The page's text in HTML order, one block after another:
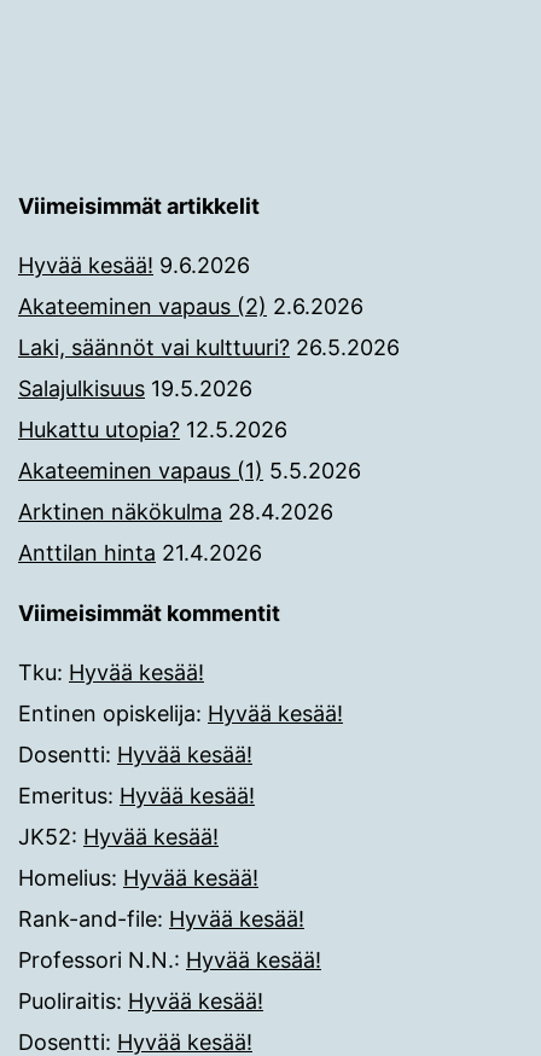
Viimeisimmät artikkelit
Hyvää kesää! 9.6.2026
Akateeminen vapaus (2) 2.6.2026
Laki, säännöt vai kulttuuri? 26.5.2026
Salajulkisuus 19.5.2026
Hukattu utopia? 12.5.2026
Akateeminen vapaus (1) 5.5.2026
Arktinen näkökulma 28.4.2026
Anttilan hinta 21.4.2026
Viimeisimmät kommentit
Tku: Hyvää kesää!
Entinen opiskelija: Hyvää kesää!
Dosentti: Hyvää kesää!
Emeritus: Hyvää kesää!
JK52: Hyvää kesää!
Homelius: Hyvää kesää!
Rank-and-file: Hyvää kesää!
Professori N.N.: Hyvää kesää!
Puoliraitis: Hyvää kesää!
Dosentti: Hyvää kesää!